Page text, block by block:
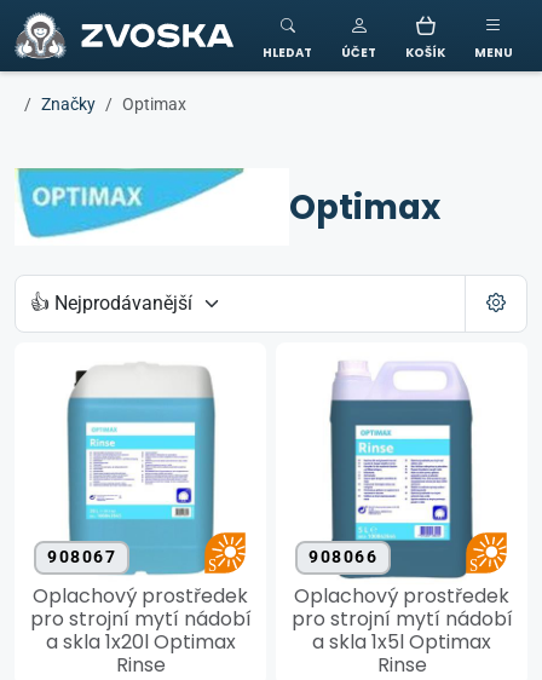
ZVOSKA
HLEDAT ÚČET KOŠÍK MENU
Značky Optimax
Optimax
908067
Oplachový prostředek
pro strojní mytí nádobí
a skla 1x20l Optimax
Rinse
908066
Oplachový prostředek
pro strojní mytí nádobí
a skla 1x5l Optimax
Rinse